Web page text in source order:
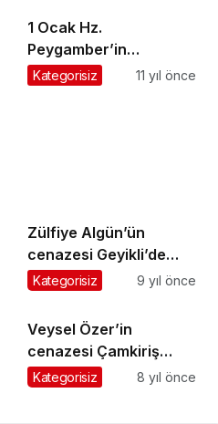
1 Ocak Hz.
Peygamber’in
Medine’den Mekke’ye
Kategorisiz 11 yıl önce
Zülfiye Algün’ün
cenazesi Geyikli’de
toprağa verildi
Kategorisiz 9 yıl önce
Veysel Özer’in
cenazesi Çamkiriş
Mahallesi’nde toprağa
Kategorisiz 8 yıl önce